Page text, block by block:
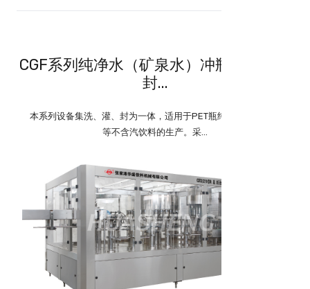
CGF系列纯净水（矿泉水）冲瓶、灌装、
封...
本系列设备集洗、灌、封为一体，适用于PET瓶纯净水、矿泉水
等不含汽饮料的生产。采...